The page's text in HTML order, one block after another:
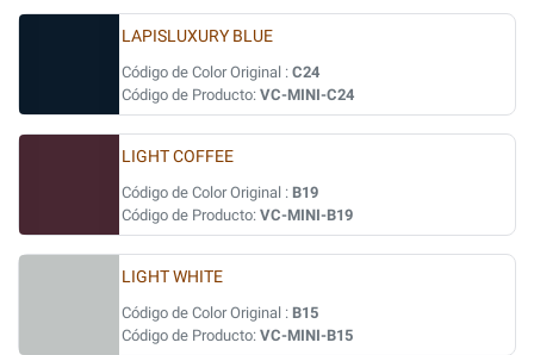
LAPISLUXURY BLUE
Código de Color Original : C24
Código de Producto: VC-MINI-C24
LIGHT COFFEE
Código de Color Original : B19
Código de Producto: VC-MINI-B19
LIGHT WHITE
Código de Color Original : B15
Código de Producto: VC-MINI-B15